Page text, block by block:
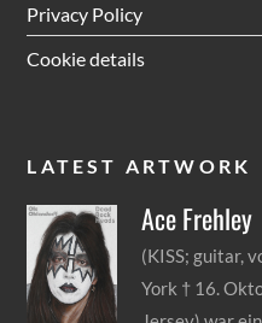
Privacy Policy
Cookie details
LATEST ARTWORK
AceFrehley
(KISS; guitar,
York † 16.